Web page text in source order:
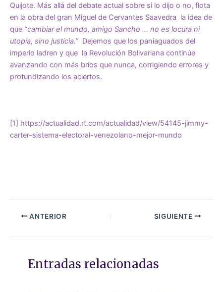
Quijote. Más allá del debate actual sobre si lo dijo o no, flota
en la obra del gran Miguel de Cervantes Saavedra la idea de
que “cambiar el mundo, amigo Sancho … no es locura ni
utopía, sino justicia.” Dejemos que los paniaguados del
imperio ladren y que la Revolución Bolivariana continúe
avanzando con más bríos que nunca, corrigiendo errores y
profundizando los aciertos.
[1] https://actualidad.rt.com/actualidad/view/54145-jimmy-
carter-sistema-electoral-venezolano-mejor-mundo
ANTERIOR SIGUIENTE
Entradas relacionadas